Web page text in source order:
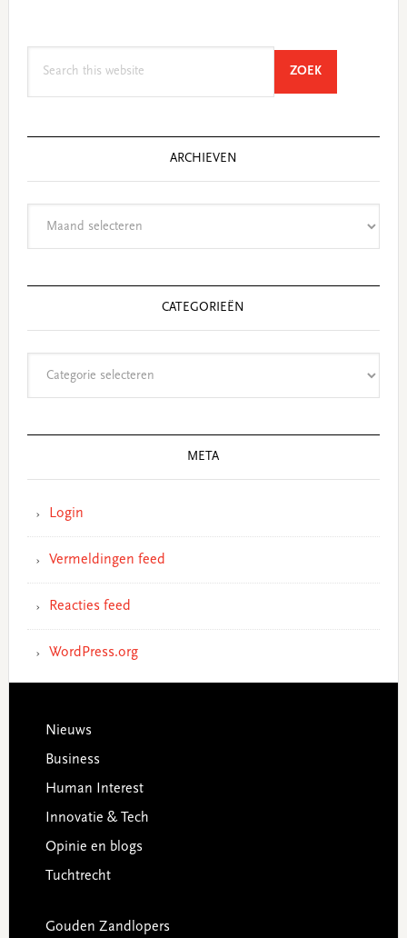
ZOEKSEARCH
ARCHIEVEN
CATEGORIEËN
META
Login
Vermeldingen feed
Reacties feed
WordPress.org
Footer
Nieuws
Business
Human Interest
Innovatie & Tech
Opinie en blogs
Tuchtrecht
Gouden Zandlopers